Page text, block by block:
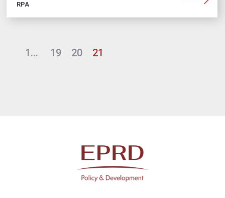
RPA
1... 19 20 21